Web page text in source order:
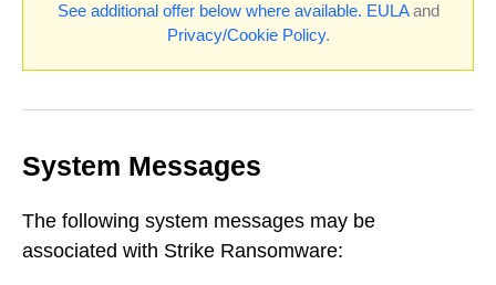
See additional offer below where available. EULAand
Privacy/Cookie Policy.
System Messages
The following system messages may be
associated with Strike Ransomware: